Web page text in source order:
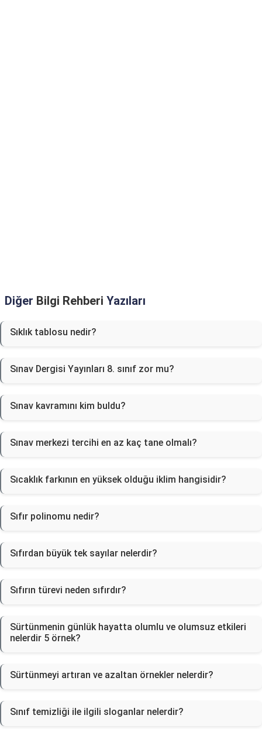
Diğer Bilgi Rehberi Yazıları
Sıklık tablosu nedir?
Sınav Dergisi Yayınları 8. sınıf zor mu?
Sınav kavramını kim buldu?
Sınav merkezi tercihi en az kaç tane olmalı?
Sıcaklık farkının en yüksek olduğu iklim hangisidir?
Sıfır polinomu nedir?
Sıfırdan büyük tek sayılar nelerdir?
Sıfırın türevi neden sıfırdır?
Sürtünmenin günlük hayatta olumlu ve olumsuz etkileri
nelerdir 5 örnek?
Sürtünmeyi artıran ve azaltan örnekler nelerdir?
Sınıf temizliği ile ilgili sloganlar nelerdir?